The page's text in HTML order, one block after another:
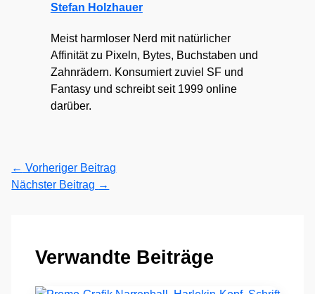
Stefan Holzhauer
Meist harmloser Nerd mit natürlicher
Affinität zu Pixeln, Bytes, Buchstaben und
Zahnrädern. Konsumiert zuviel SF und
Fantasy und schreibt seit 1999 online
darüber.
← Vorheriger Beitrag
Nächster Beitrag →
Verwandte Beiträge